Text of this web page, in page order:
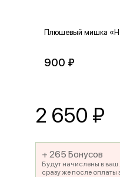
Плюшевый мишка
900 ₽
2 650 ₽
+ 265 Бонусов
Будут начислены в
сразу же после оплаты